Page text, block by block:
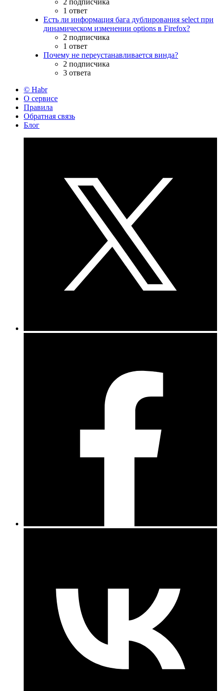
1 ответ
Есть ли информация бага дублирования select при
динамическом изменении options в Firefox?
2 подписчика
1 ответ
Почему не переустанавливается винда?
2 подписчика
3 ответа
© Habr
О сервисе
Правила
Обратная связь
Блог